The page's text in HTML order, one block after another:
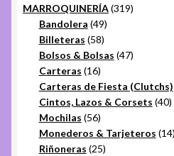
MARROQUINERÍA 319319
Bandolera 4949
productos
Billeteras 5858
productos
Bolsos & Bolsas 4747
Carteras 1616
productos
Carteras de Fiesta (Clutchs)
Cintos, Lazos & Corsets 4040
Mochilas 5656
productos
Monederos & Tarjeteros 14
Riñoneras 2525